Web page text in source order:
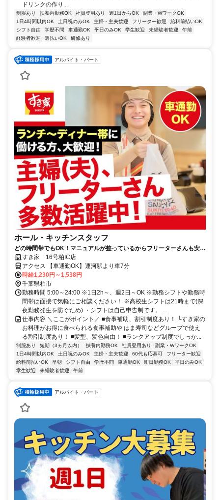
ドリンクの作り...
制服あり 扶養内勤務OK 社員登用あり 週1日からOK
副業・WワークOK
1日4時間以内OK
土日祝のみOK 主婦・主夫歓迎 フリーター歓迎
給料前払いOK
シフト自由
学歴不問 車通勤OK 平日のみOK 学生歓迎 未経験者歓迎
午前
経験者歓迎
週払いOK 研修あり
アルバイト・パート
ホール・キッチンスタッフ
どの時間帯でもOK！マニュアルが整っているからフリーターさんも安心
です♪すき家 16号柏IC店
アクセス 【車通勤OK】運河駅より車7分
時給1,230円～1,538円
千葉県柏市
勤務時間 5:00～24:00 ※1日2h～、週2日～OK ※勤務シフトや勤務時
間帯は面接で気軽にご相談ください！ ※高校生シフトは21時まで(深
夜勤務発生を防ぐため) ・シフトは自己申告制です。 ...
仕事内容 ＼ここがポイント／ ■食事補助、割引制度あり！ └すき家の
お料理がお得に食べられる食事補助や はま寿司などグループで使え
る割引制度あり！ ■髪型、髪色自由！ ■ランクアップ制度でしっか...
制服あり 短期（3ヵ月以内） 扶養内勤務OK 社員登用あり
副業・WワークOK
1日4時間以内OK
土日祝のみOK 主婦・主夫歓迎 60代も応募可
フリーター歓迎
給料前払いOK
早朝 シフト自由 学歴不問 車通勤OK 即日勤務OK
平日のみOK
学生歓迎
未経験者歓迎 午前
アルバイト・パート